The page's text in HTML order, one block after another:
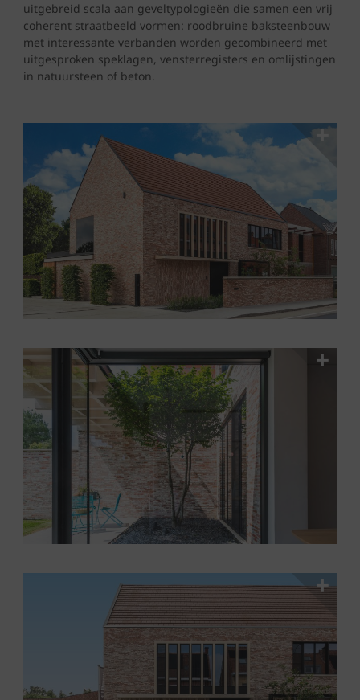
uitgebreid scala aan geveltypologieën die samen een vrij
coherent straatbeeld vormen: roodbruine baksteenbouw
met interessante verbanden worden gecombineerd met
uitgesproken speklagen, vensterregisters en omlijstingen
in natuursteen of beton.